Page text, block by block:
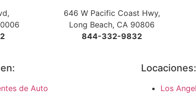
646 W Pacific Coast Hwy,
Long Beach, CA 90806
844-332-9832
de Auto
Locaciones:
Los